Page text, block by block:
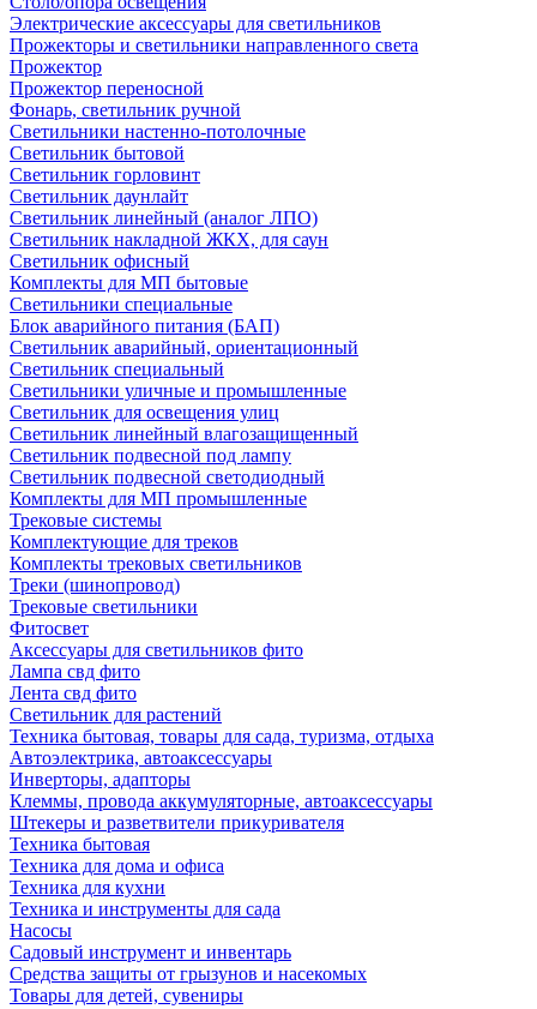
Электрические аксессуары для светильников
Прожекторы и светильники направленного света
Прожектор
Прожектор переносной
Фонарь, светильник ручной
Светильники настенно-потолочные
Светильник бытовой
Светильник горловинт
Светильник даунлайт
Светильник линейный (аналог ЛПО)
Светильник накладной ЖКХ, для саун
Светильник офисный
Комплекты для МП бытовые
Светильники специальные
Блок аварийного питания (БАП)
Светильник аварийный, ориентационный
Светильник специальный
Светильники уличные и промышленные
Светильник для освещения улиц
Светильник линейный влагозащищенный
Светильник подвесной под лампу
Светильник подвесной светодиодный
Комплекты для МП промышленные
Трековые системы
Комплектующие для треков
Комплекты трековых светильников
Треки (шинопровод)
Трековые светильники
Фитосвет
Аксессуары для светильников фито
Лампа свд фито
Лента свд фито
Светильник для растений
Техника бытовая, товары для сада, туризма, отдыха
Автоэлектрика, автоаксессуары
Инверторы, адапторы
Клеммы, провода аккумуляторные, автоаксессуары
Штекеры и разветвители прикуривателя
Техника бытовая
Техника для дома и офиса
Техника для кухни
Техника и инструменты для сада
Насосы
Садовый инструмент и инвентарь
Средства защиты от грызунов и насекомых
Товары для детей, сувениры